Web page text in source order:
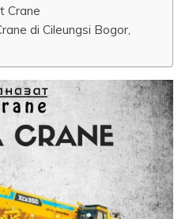
Crane
di Cileungsi Bogor,